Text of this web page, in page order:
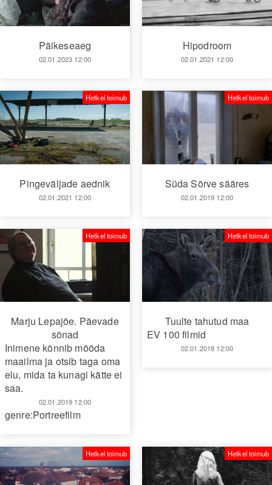
Päikeseaeg
02.01.2023 12:00
Hipodroom
02.01.2021 12:00
Pingeväljade aednik
02.01.2021 12:00
Hetkel toimub
Süda Sõrve sääres
02.01.2019 12:00
Hetkel toimub
Marju Lepajõe. Päevade
sõnad
Inimene kõnnib mööda
maailma ja otsib taga oma
elu, mida ta kunagi kätte ei
saa.
02.01.2019 12:00
Hetkel toimub
genre:Portreefilm
Tuulte tahutud maa
EV 100 filmid
02.01.2018 12:00
Hetkel toimub
Hetkel toimub Hetkel toimub